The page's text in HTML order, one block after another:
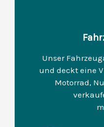
Unser
und deckt eine
Motorrad,